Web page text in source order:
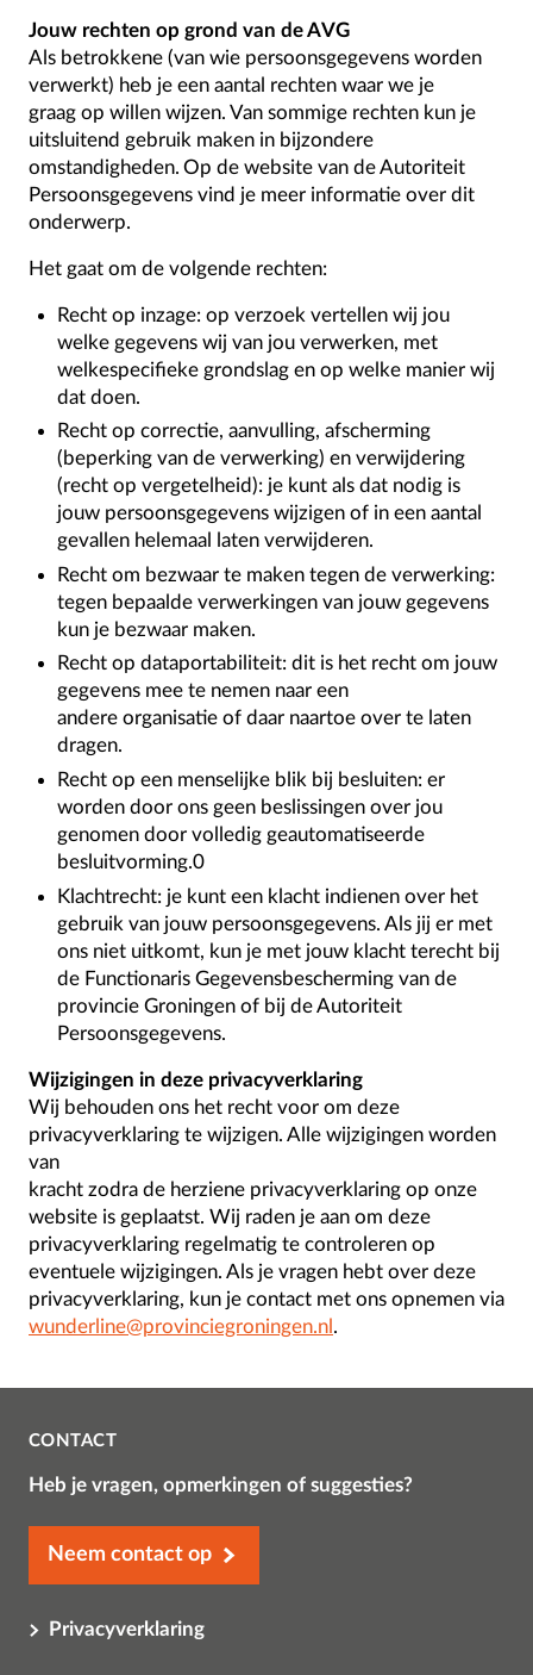
Jouw rechten op grond van de AVG
Als betrokkene (van wie persoonsgegevens worden
verwerkt) heb je een aantal rechten waar we je
graag op willen wijzen. Van sommige rechten kun je
uitsluitend gebruik maken in bijzondere
omstandigheden. Op de website van de Autoriteit
Persoonsgegevens vind je meer informatie over dit
onderwerp.
Het gaat om de volgende rechten:
Recht op inzage: op verzoek vertellen wij jou
welke gegevens wij van jou verwerken, met
welkespecifieke grondslag en op welke manier wij
dat doen.
Recht op correctie, aanvulling, afscherming
(beperking van de verwerking) en verwijdering
(recht op vergetelheid): je kunt als dat nodig is
jouw persoonsgegevens wijzigen of in een aantal
gevallen helemaal laten verwijderen.
Recht om bezwaar te maken tegen de verwerking:
tegen bepaalde verwerkingen van jouw gegevens
kun je bezwaar maken.
Recht op dataportabiliteit: dit is het recht om jouw
gegevens mee te nemen naar een
andere organisatie of daar naartoe over te laten
dragen.
Recht op een menselijke blik bij besluiten: er
worden door ons geen beslissingen over jou
genomen door volledig geautomatiseerde
besluitvorming.0
Klachtrecht: je kunt een klacht indienen over het
gebruik van jouw persoonsgegevens. Als jij er met
ons niet uitkomt, kun je met jouw klacht terecht bij
de Functionaris Gegevensbescherming van de
provincie Groningen of bij de Autoriteit
Persoonsgegevens.
Wijzigingen in deze privacyverklaring
Wij behouden ons het recht voor om deze
privacyverklaring te wijzigen. Alle wijzigingen worden
van
kracht zodra de herziene privacyverklaring op onze
website is geplaatst. Wij raden je aan om deze
privacyverklaring regelmatig te controleren op
eventuele wijzigingen. Als je vragen hebt over deze
privacyverklaring, kun je contact met ons opnemen via
wunderline@provinciegroningen.nl .
CONTACT
Heb je vragen, opmerkingen of suggesties?
Neem contact op
Privacyverklaring